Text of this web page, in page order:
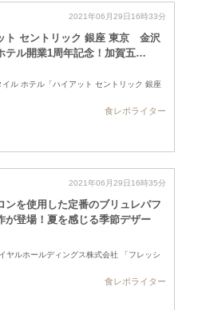
2021年06月29日16時33分
ト セントリック 銀座 東京 金沢
テル開業1周年記念！加賀五…
ル ホテル「ハイアット セントリック 銀座
食レポライター
2021年06月29日16時35分
ンを使用した定番のブリュレパフ
が登場！夏を感じる季節デザー
ヤルホールディングス株式会社 「フレッシ
食レポライター